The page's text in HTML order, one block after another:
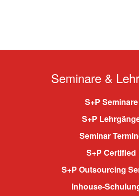
Seminare &
S+P Seminare
S+P
Seminar
S+P Certified
S+P Outsourcing
Inhouse-